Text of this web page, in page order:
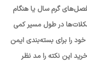
گرم سال یا هنگام
در طول مسیر کمی
را برای بسته‌بندی ایمن
این نکته را مد نظر